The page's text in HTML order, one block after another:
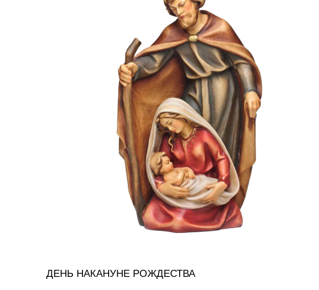
ДЕНЬ НАКАНУНЕ РОЖДЕСТВА